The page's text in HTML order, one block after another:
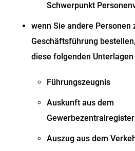
Schwerpunkt
wenn Sie andere Personen
Geschäftsführung
diese folgenden
Führungszeugnis
Auskunft aus dem
Gewerbezentralregister
Auszug aus dem